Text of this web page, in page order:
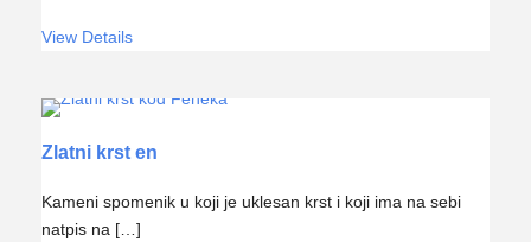
View Details
Zlatni krst en
Kameni spomenik u koji je uklesan krst i koji ima na sebi
natpis na […]